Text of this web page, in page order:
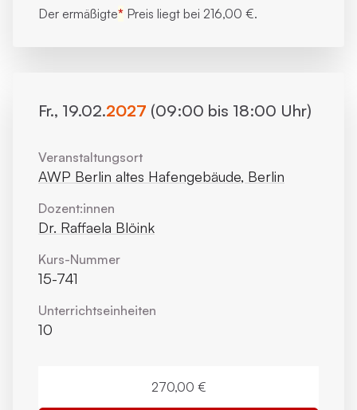
Der ermäßigte* Preis liegt bei 216,00 €.
Fr., 19.02.2027 (09:00 bis 18:00 Uhr)
Veranstaltungsort
AWP Berlin altes Hafengebäude, Berlin
Dozent:innen
Dr. Raffaela Blöink
Kurs-Nummer
15-741
Unterrichts­einheiten
10
270,00 €